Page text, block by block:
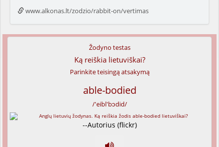
www.alkonas.lt/zodzio/rabbit-on/vertimas
Žodyno testas
Ką reiškia lietuviškai?
Parinkite teisingą atsakymą
able-bodied
/'eibl'bɔdid/
--Autorius (flickr)